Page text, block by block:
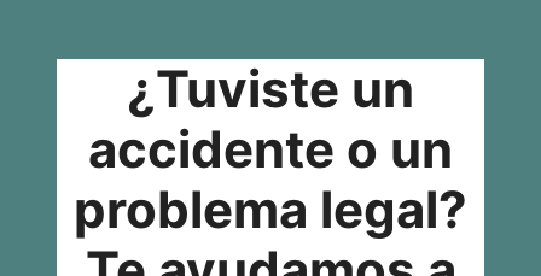
¿Tuviste un
accidente o un
problema legal?